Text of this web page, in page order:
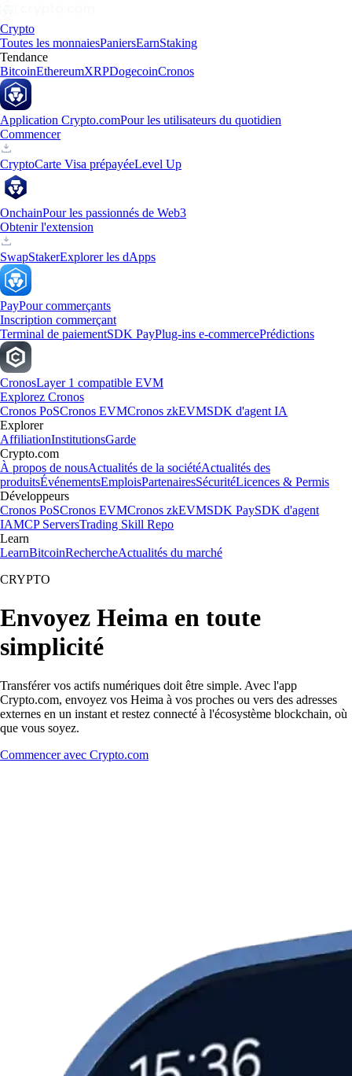
Crypto
Toutes les monnaiesPaniersEarnStaking
Tendance
BitcoinEthereumXRPDogecoinCronos
Application Crypto.comPour les utilisateurs du quotidien
Commencer
CryptoCarte Visa prépayéeLevel Up
OnchainPour les passionnés de Web3
Obtenir l'extension
SwapStakerExplorer les dApps
PayPour commerçants
Inscription commerçant
Terminal de paiementSDK PayPlug-ins e-commercePrédictions
CronosLayer 1 compatible EVM
Explorez Cronos
Cronos PoSCronos EVMCronos zkEVMSDK d'agent IA
Explorer
AffiliationInstitutionsGarde
Crypto.com
À propos de nousActualités de la sociétéActualités des
produitsÉvénementsEmploisPartenairesSécuritéLicences & Permis
Développeurs
Cronos PoSCronos EVMCronos zkEVMSDK PaySDK d'agent
IAMCP ServersTrading Skill Repo
Learn
LearnBitcoinRechercheActualités du marché
CRYPTO
Envoyez Heima en toute
simplicité
Transférer vos actifs numériques doit être simple. Avec l'app
Crypto.com, envoyez vos Heima à vos proches ou vers des adresses
externes en un instant et restez connecté à l'écosystème blockchain, où
que vous soyez.
Commencer avec Crypto.com